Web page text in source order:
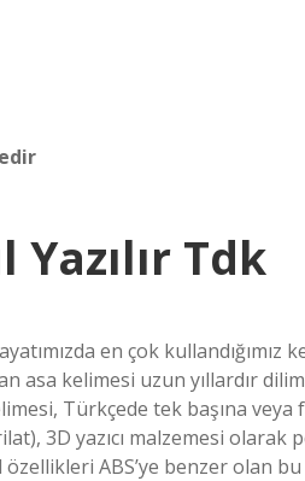
Yazılır Tdk
en çok
asa kelimesi uzun yıllardır
Türkçede tek başına
3D yazıcı malzemesi
ABS’ye benzer olan